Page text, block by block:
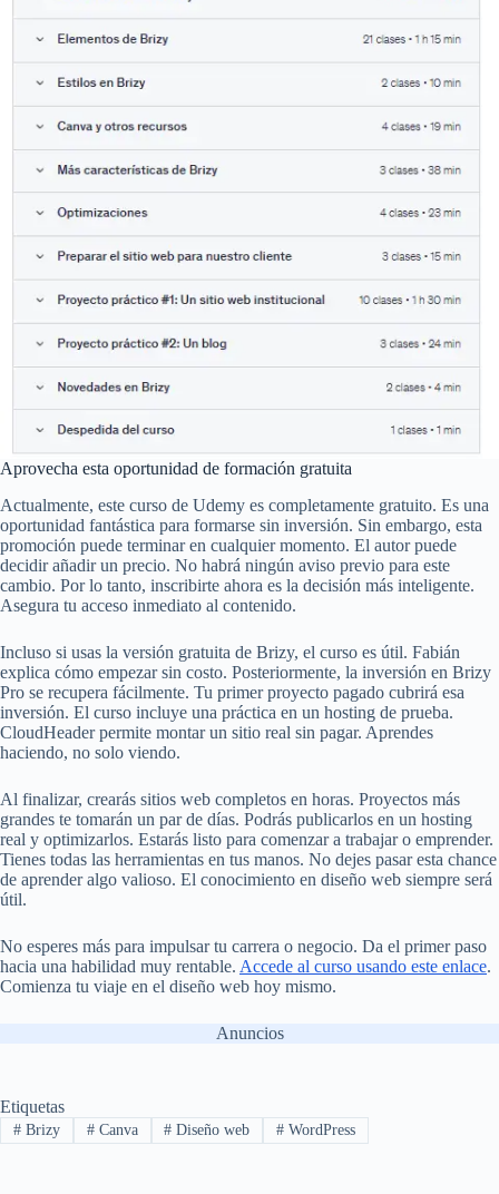
Aprovecha esta oportunidad de formación gratuita
Actualmente, este curso de Udemy es completamente gratuito. Es una
oportunidad fantástica para formarse sin inversión. Sin embargo, esta
promoción puede terminar en cualquier momento. El autor puede
decidir añadir un precio. No habrá ningún aviso previo para este
cambio. Por lo tanto, inscribirte ahora es la decisión más inteligente.
Asegura tu acceso inmediato al contenido.
Incluso si usas la versión gratuita de Brizy, el curso es útil. Fabián
explica cómo empezar sin costo. Posteriormente, la inversión en Brizy
Pro se recupera fácilmente. Tu primer proyecto pagado cubrirá esa
inversión. El curso incluye una práctica en un hosting de prueba.
CloudHeader permite montar un sitio real sin pagar. Aprendes
haciendo, no solo viendo.
Al finalizar, crearás sitios web completos en horas. Proyectos más
grandes te tomarán un par de días. Podrás publicarlos en un hosting
real y optimizarlos. Estarás listo para comenzar a trabajar o emprender.
Tienes todas las herramientas en tus manos. No dejes pasar esta chance
de aprender algo valioso. El conocimiento en diseño web siempre será
útil.
No esperes más para impulsar tu carrera o negocio. Da el primer paso
hacia una habilidad muy rentable. Accede al curso usando este enlace.
Comienza tu viaje en el diseño web hoy mismo.
Anuncios
Etiquetas
#Brizy #Canva # Diseño web # WordPress